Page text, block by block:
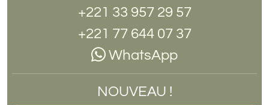
+221 33 957 29 57
+221 77 644 07 37
WhatsApp
NOUVEAU !